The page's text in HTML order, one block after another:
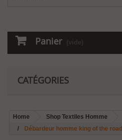
Panier (vide)
CATÉGORIES
Home Shop Textiles Homme
Débardeur homme king of the road